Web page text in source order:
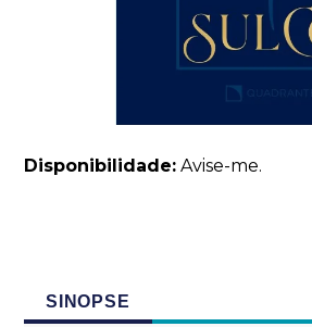
Disponibilidade: Avise-me.
SINOPSE